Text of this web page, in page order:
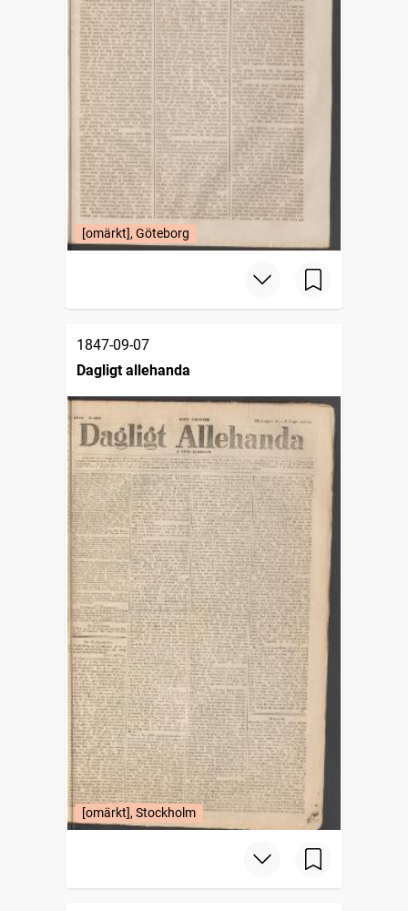
[omärkt], Göteborg
1847-09-07
Dagligt allehanda
[omärkt], Stockholm